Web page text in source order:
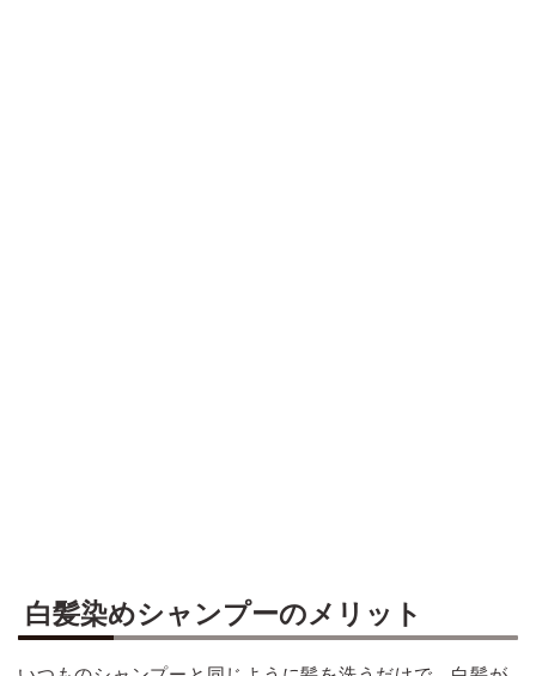
白髪染めシャンプーのメリット